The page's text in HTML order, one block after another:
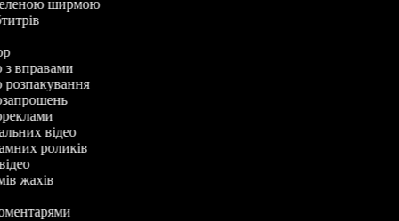
зеленою ширмою
з вправами
розпакування
відео
роликів
жахів